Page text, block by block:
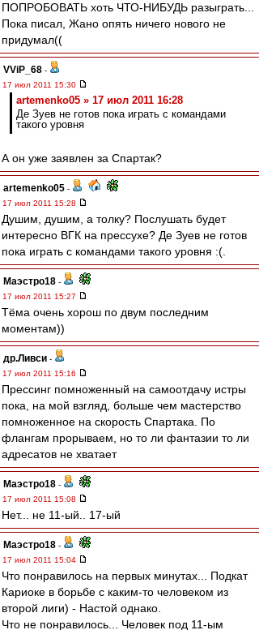
ПОПРОБОВАТЬ хоть ЧТО-НИБУДЬ разыграть...
Пока писал, Жано опять ничего нового не
придумал((
VViP_68 -
17 июл 2011 15:30
artemenko05 » 17 июл 2011 16:28
Де Зуев не готов пока играть с командами
такого уровня
А он уже заявлен за Спартак?
artemenko05 -
17 июл 2011 15:28
Душим, душим, а толку? Послушать будет
интересно ВГК на прессухе? Де Зуев не готов
пока играть с командами такого уровня :(.
Маэстро18 -
17 июл 2011 15:27
Тёма очень хорош по двум последним
моментам))
др.Ливси -
17 июл 2011 15:16
Прессинг помноженный на самоотдачу истры
пока, на мой взгляд, больше чем мастерство
помноженное на скорость Спартака. По
флангам прорываем, но то ли фантазии то ли
адресатов не хватает
Маэстро18 -
17 июл 2011 15:08
Нет... не 11-ый.. 17-ый
Маэстро18 -
17 июл 2011 15:04
Что понравилось на первых минутах... Подкат
Кариоке в борьбе с каким-то человеком из
второй лиги) - Настой однако.
Что не понравилось... Человек под 11-ым